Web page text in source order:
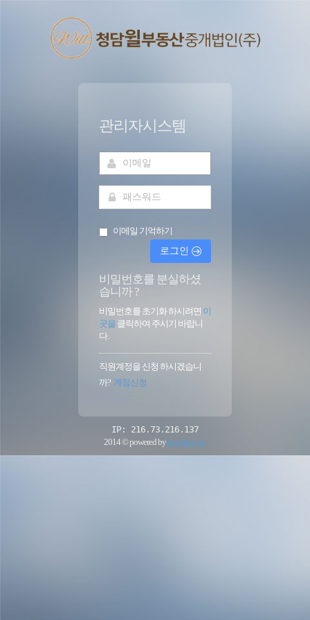
관리자시스템
이메일 기억하기
로그인
비밀번호를 분실하셨
습니까 ?
비밀번호를 초기화 하시려면 이
곳을 클릭하여 주시기 바랍니
다.
직원계정을 신청 하시겠습니
까? 계정신청
IP: 216.73.216.137
2014 © powered by realsoft.co.kr